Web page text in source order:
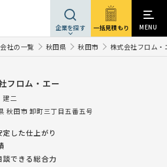
企業を探す 一括見積もり MENU
社の一覧 秋田県 秋田市 株式会社フロム・
フロム・エー
二
秋田市 卸町三丁目五番五号
した仕上がり
できる総合力